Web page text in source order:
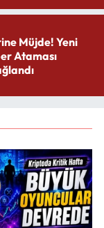
Müjde! Yeni
Ataması